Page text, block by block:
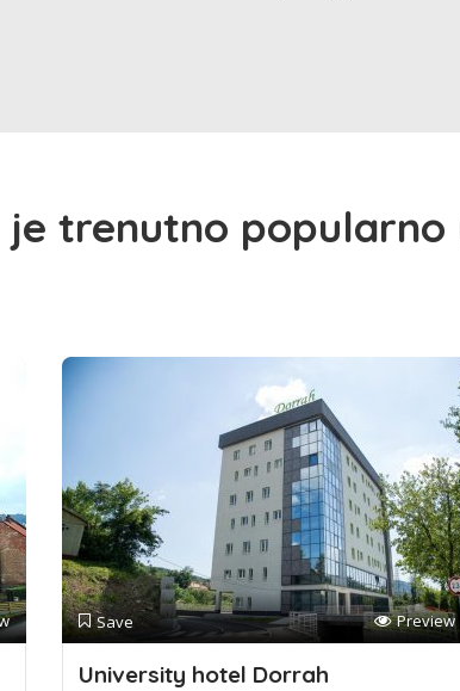
je trenutno popularno
Save Preview
University hotel Dorrah